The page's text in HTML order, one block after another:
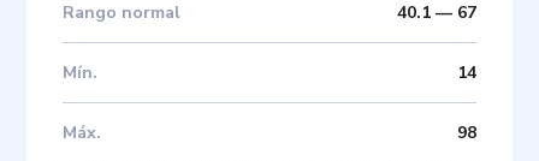
Rango normal 40.1— 67
Mín. 14
Máx. 98